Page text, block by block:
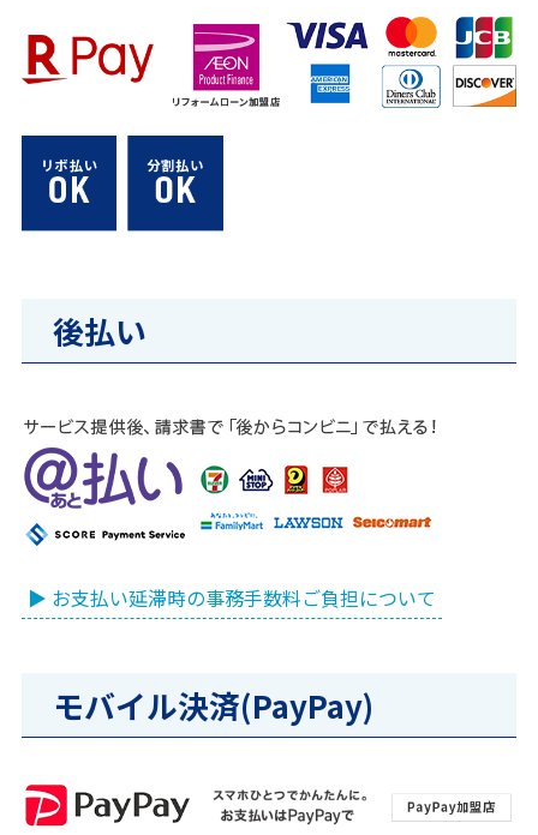
後払い
▶ お支払い延滞時の事務手数料ご負担について
モバイル決済(PayPay)